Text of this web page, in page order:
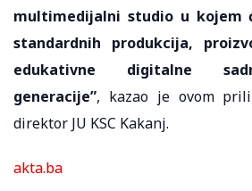
multimedijalni studio u kojem
standardnih produkcija,
edukativne digitalne
generacije”, kazao je ovom
direktor JU KSC Kakanj.
akta.ba